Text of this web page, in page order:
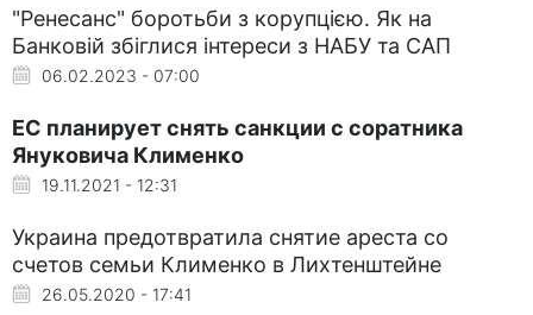
"Ренесанс" боротьби з корупцією. Як на
Банковій збіглися інтереси з НАБУ та САП
06.02.2023 - 07:00
ЕС планирует снять санкции с соратника
Януковича Клименко
19.11.2021 - 12:31
Украина предотвратила снятие ареста со
счетов семьи Клименко в Лихтенштейне
26.05.2020 - 17:41